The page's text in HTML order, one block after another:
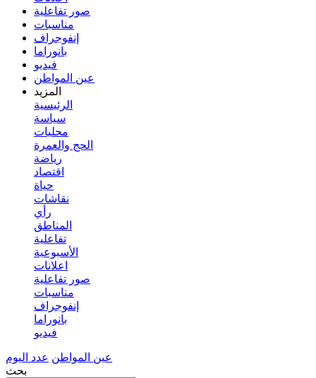
صور تفاعلية
مناسبات
إنفوجراف
بانوراما
فيديو
عين المواطن
المزيد
الرئيسية
سياسة
محليات
الحج والعمرة
رياضة
اقتصاد
حياة
نقاشات
رأي
المناطق
تفاعلية
الأسبوعية
اعلانات
صور تفاعلية
مناسبات
إنفوجراف
بانوراما
فيديو
عين المواطن عدد اليوم
بحث